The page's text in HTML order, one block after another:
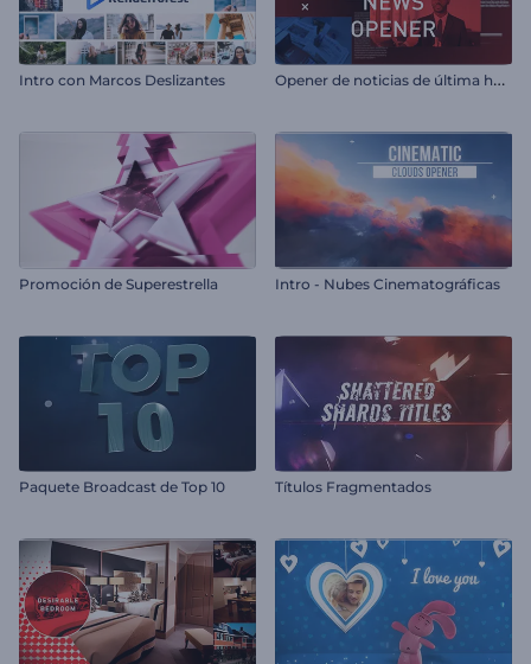
Intro con Marcos Deslizantes O
pener de noticias de última hora
Promoción de Superestrella Intro - Nubes Cinematográficas
Paquete Broadcast de Top 10 Títulos Fragmentados